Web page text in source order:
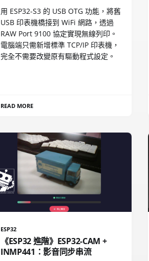
用 ESP32-S3 的 USB OTG 功能，將舊
USB 印表機橋接到 WiFi 網路，透過
RAW Port 9100 協定實現無線列印。
電腦端只需新增標準 TCP/IP 印表機，
完全不需要改變原有驅動程式設定。
READ MORE
ESP32
《ESP32 進階》ESP32-CAM +
INMP441：影音同步串流